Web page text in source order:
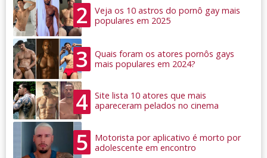
2
Veja os 10 astros do pornô gay mais
populares em 2025
3
Quais foram os atores pornôs gays
mais populares em 2024?
4
Site lista 10 atores que mais
apareceram pelados no cinema
5
Motorista por aplicativo é morto por
adolescente em encontro